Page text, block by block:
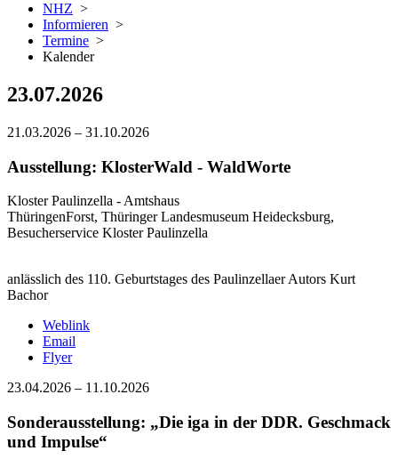
NHZ >
Informieren >
Termine >
Kalender
23.07.2026
21.03.2026 – 31.10.2026
Ausstellung: KlosterWald - WaldWorte
Kloster Paulinzella - Amtshaus
ThüringenForst, Thüringer Landesmuseum Heidecksburg,
Besucherservice Kloster Paulinzella
anlässlich des 110. Geburtstages des Paulinzellaer Autors Kurt
Bachor
Weblink
Email
Flyer
23.04.2026 – 11.10.2026
Sonderausstellung: „Die iga in der DDR. Geschmack
und Impulse“